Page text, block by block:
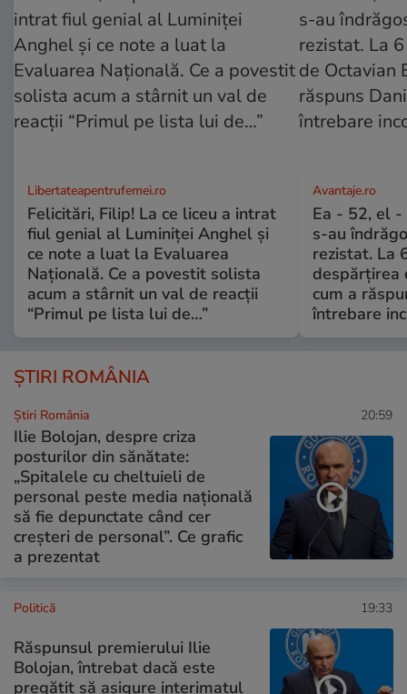
Libertateapentrufemei.ro
Felicitări, Filip! La ce liceu a intrat
fiul genial al Luminiței Anghel și
ce note a luat la Evaluarea
Națională. Ce a povestit solista
acum a stârnit un val de reacții
“Primul pe lista lui de…”
Avantaje.ro
Ea - 52, el -
s-au
rezistat. La
despărțirea
cum a
întrebare
ȘTIRI ROMÂNIA
Știri România 20:59
Ilie Bolojan, despre criza
posturilor din sănătate:
„Spitalele cu cheltuieli de
personal peste media națională
să fie depunctate când cer
creșteri de personal”. Ce grafic
a prezentat
Politică 19:33
Răspunsul premierului Ilie
Bolojan, întrebat dacă este
pregătit să asigure interimatul